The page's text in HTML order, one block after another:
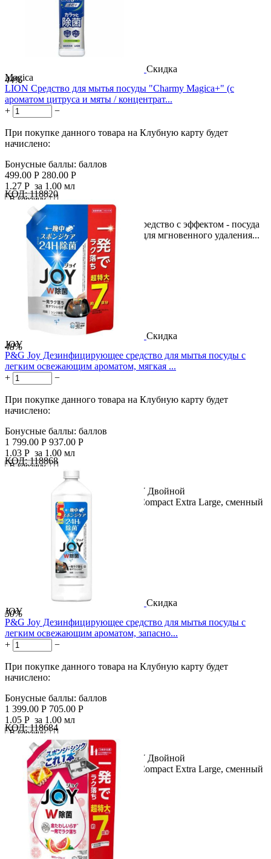
Скидка
44%
Magica
LION Средство для мытья посуды "Charmy Magica+" (с
ароматом цитруса и мяты / концентрат...
+
−
При покупке данного товара на Клубную карту будет
начислено:
Бонусные баллы: баллов
499.00 Р 280.00 Р
1.27 Р за 1.00 мл
В корзину

Концентрированное пенящееся средство с эффектом - посуда
чистая "до скрипа", разработано для мгновенного удаления...
КОД: 118820
Скидка
48%
JOY
P&G Joy Дезинфицирующее средство для мытья посуды с
легким освежающим ароматом, мягкая ...
+
−
При покупке данного товара на Клубную карту будет
начислено:
Бонусные баллы: баллов
1 799.00 Р 937.00 Р
1.03 Р за 1.00 мл
В корзину

Название продукта: P&G Joy JOY Двойной
дезинфицирующий раствор Joy Compact Extra Large, сменный
блок 910 мл....
КОД: 118868
Скидка
50%
JOY
P&G Joy Дезинфицирующее средство для мытья посуды с
легким освежающим ароматом, запасно...
+
−
При покупке данного товара на Клубную карту будет
начислено:
Бонусные баллы: баллов
1 399.00 Р 705.00 Р
1.05 Р за 1.00 мл
В корзину

Название продукта: P&G Joy JOY Двойной
дезинфицирующий раствор Joy Compact Extra Large, сменный
блок 670 мл....
КОД: 118684